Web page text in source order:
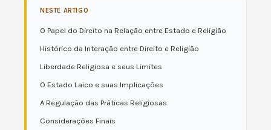
NESTE ARTIGO
O Papel do Direito na Relação entre Estado e Religião
Histórico da Interação entre Direito e Religião
Liberdade Religiosa e seus Limites
O Estado Laico e suas Implicações
A Regulação das Práticas Religiosas
Considerações Finais